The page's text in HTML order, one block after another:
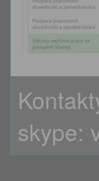
skype: